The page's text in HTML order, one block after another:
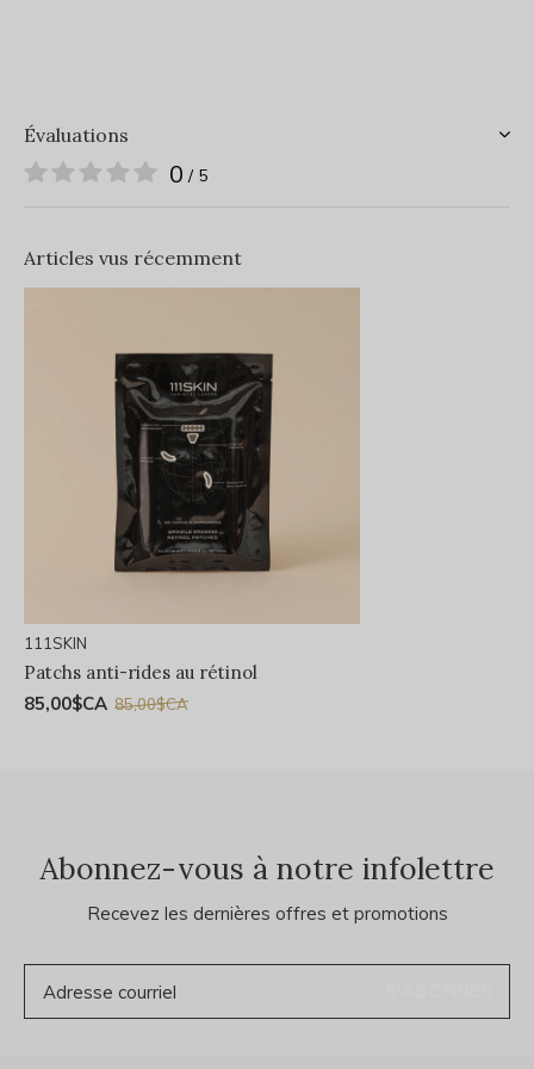
Évaluations
0 / 5
Articles vus récemment
111SKIN
Patchs anti-rides au rétinol
85,00$CA 85,00$CA
Abonnez-vous à notre infolettre
Recevez les dernières offres et promotions